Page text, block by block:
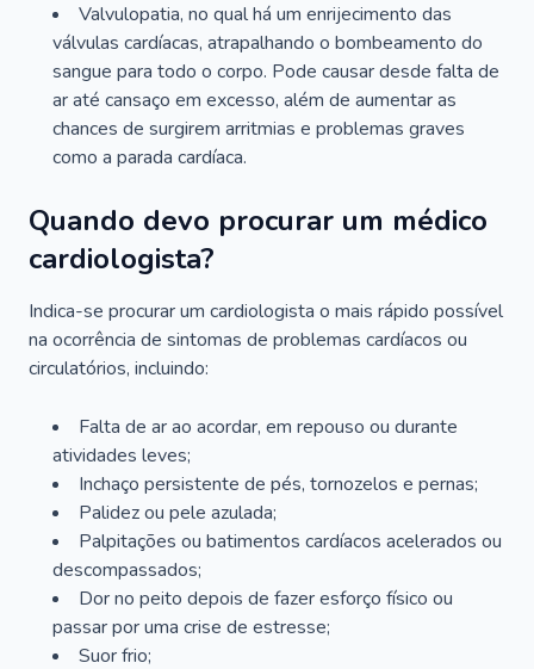
Valvulopatia, no qual há um enrijecimento das
válvulas cardíacas, atrapalhando o bombeamento do
sangue para todo o corpo. Pode causar desde falta de
ar até cansaço em excesso, além de aumentar as
chances de surgirem arritmias e problemas graves
como a parada cardíaca.
Quando devo procurar um médico
cardiologista?
Indica-se procurar um cardiologista o mais rápido possível
na ocorrência de sintomas de problemas cardíacos ou
circulatórios, incluindo:
Falta de ar ao acordar, em repouso ou durante
atividades leves;
Inchaço persistente de pés, tornozelos e pernas;
Palidez ou pele azulada;
Palpitações ou batimentos cardíacos acelerados ou
descompassados;
Dor no peito depois de fazer esforço físico ou
passar por uma crise de estresse;
Suor frio;